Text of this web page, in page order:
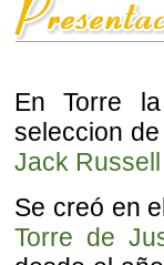
En Torre
seleccion
Jack
Se creó en
Torre de